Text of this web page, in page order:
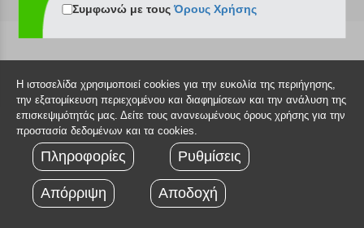
Πολιτική επιστροφών
Τεχνική υποστήριξη
Συμφωνώ με τουςΌρους Χρήσης
Η ιστοσελίδα χρησιμοποιεί cookies για την ευκολία της περιήγησης,
την εξατομίκευση περιεχομένου και διαφημίσεων και την ανάλυση της
επισκεψιμότητάς μας. Δείτε τους ανανεωμένους όρους χρήσης για την
προστασία δεδομένων και τα cookies.
Πληροφορίες Ρυθμίσεις
Απόρριψη Αποδοχή